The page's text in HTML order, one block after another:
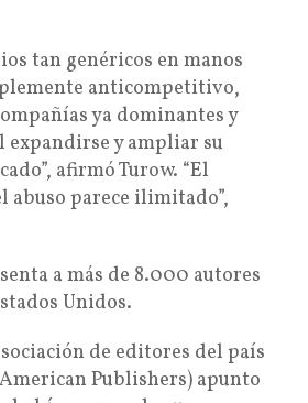
tan genéricos en manos
anticompetitivo,
ya dominantes y
expandirse y ampliar su
afirmó Turow. “El
abuso parece ilimitado”,
a más de 8.000 autores
Unidos.
de editores del país
Publishers) apunto